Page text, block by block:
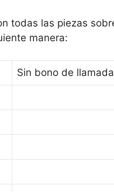
todas las piezas
manera:
Sin bono de